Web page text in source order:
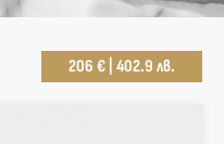
206 € | 402.9 лв.